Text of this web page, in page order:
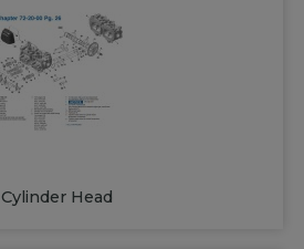
Cylinder Head